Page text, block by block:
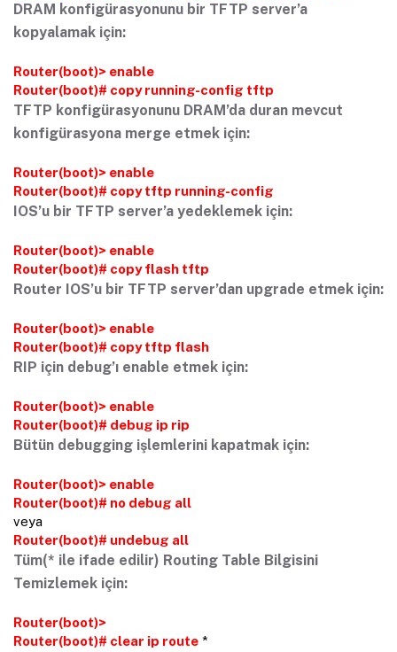
DRAM konfigürasyonunu bir TFTP server’a
kopyalamak için:
Router(boot)> enable
Router(boot)# copy running-config tftp
TFTP konfigürasyonunu DRAM’da duran mevcut
konfigürasyona merge etmek için:
Router(boot)> enable
Router(boot)# copy tftp running-config
IOS’u bir TFTP server’a yedeklemek için:
Router(boot)> enable
Router(boot)# copy flash tftp
Router IOS’u bir TFTP server’dan upgrade etmek için:
Router(boot)> enable
Router(boot)# copy tftp flash
RIP için debug’ı enable etmek için:
Router(boot)> enable
Router(boot)# debug ip rip
Bütün debugging işlemlerini kapatmak için:
Router(boot)> enable
Router(boot)# no debug all
veya
Router(boot)# undebug all
Tüm(* ile ifade edilir) Routing Table Bilgisini
Temizlemek için:
Router(boot)>
Router(boot)# clear ip route *